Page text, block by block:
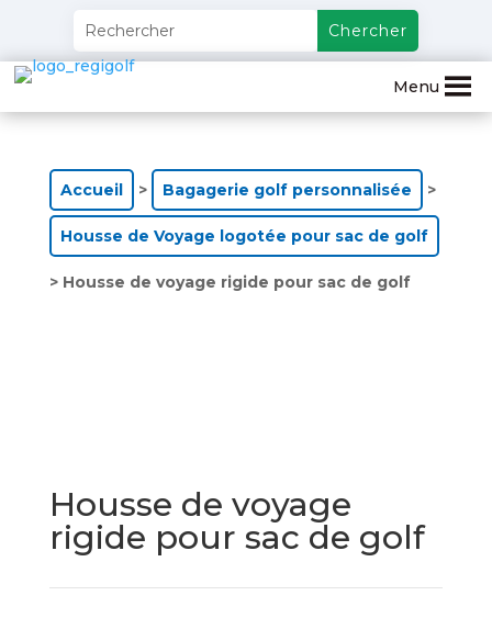
Menu
Accueil > Bagagerie golf personnalisée >
Housse de Voyage logotée pour sac de golf
> Housse de voyage rigide pour sac de golf
Housse de voyage
rigide pour sac de golf